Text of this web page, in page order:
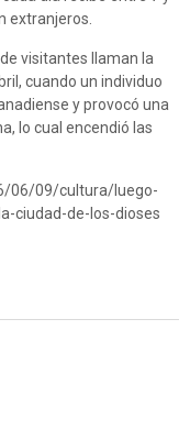
extranjeros.
visitantes llaman la
cuando un individuo
y provocó una
lo cual encendió las
06/09/cultura/luego-
ciudad-de-los-dioses